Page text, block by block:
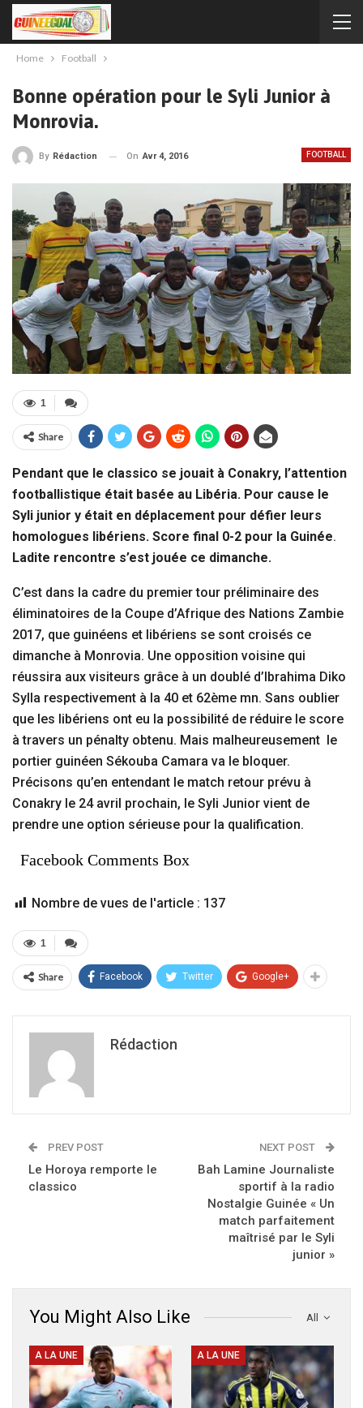
Home Football
Bonne opération pour le Syli Junior à
Monrovia.
FOOTBALL
By Rédaction On Avr 4, 2016
1
Share
Pendant que le classico se jouait à Conakry, l’attention
footballistique était basée au Libéria. Pour cause le
Syli junior y était en déplacement pour défier leurs
homologues libériens. Score final 0-2 pour la Guinée.
Ladite rencontre s’est jouée ce dimanche.
C’est dans la cadre du premier tour préliminaire des
éliminatoires de la Coupe d’Afrique des Nations Zambie
2017, que guinéens et libériens se sont croisés ce
dimanche à Monrovia. Une opposition voisine qui
réussira aux visiteurs grâce à un doublé d’Ibrahima Diko
Sylla respectivement à la 40 et 62ème mn. Sans oublier
que les libériens ont eu la possibilité de réduire le score
à travers un pénalty obtenu. Mais malheureusement le
portier guinéen Sékouba Camara va le bloquer.
Précisons qu’en entendant le match retour prévu à
Conakry le 24 avril prochain, le Syli Junior vient de
prendre une option sérieuse pour la qualification.
Facebook Comments Box
Nombre de vues de l'article : 137
1
Share Facebook Twitter Google+
Rédaction
PREV POST
Le Horoya remporte le
classico
NEXT POST
Bah Lamine Journaliste
sportif à la radio
Nostalgie Guinée « Un
match parfaitement
maîtrisé par le Syli
junior »
All
You Might Also Like
A LA UNE A LA UNE